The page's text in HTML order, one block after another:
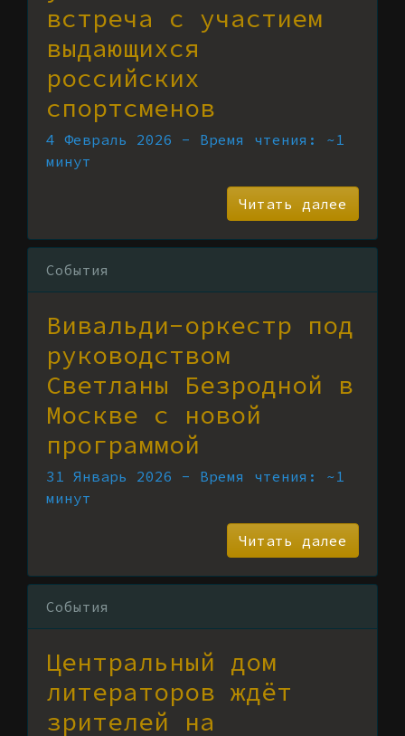
встреча с участием
выдающихся
российских
спортсменов
4 Февраль 2026 - Время чтения: ~1
минут
Читать далее
События
Вивальди-оркестр под
руководством
Светланы Безродной в
Москве с новой
программой
31 Январь 2026 - Время чтения: ~1
минут
Читать далее
События
Центральный дом
литераторов ждёт
зрителей на